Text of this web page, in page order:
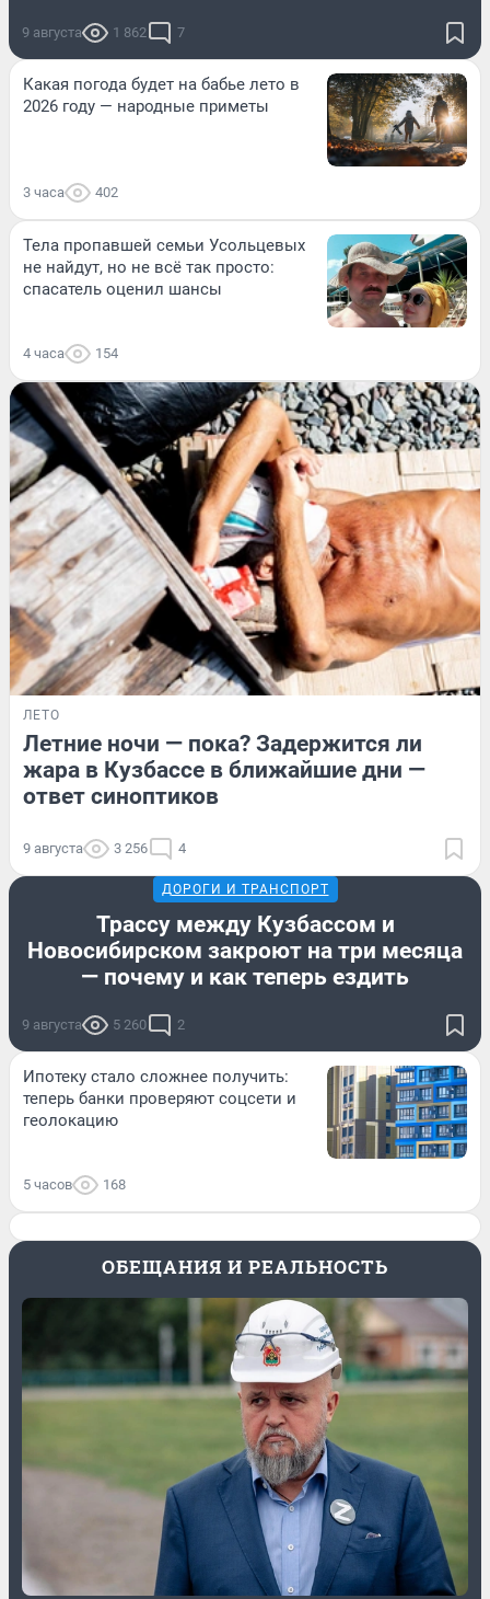
9 августа 1 862 7
Какая погода будет на бабье лето в
2026 году — народные приметы
3 часа 402
Тела пропавшей семьи Усольцевых
не найдут, но не всё так просто:
спасатель оценил шансы
4 часа 154
ЛЕТО
Летние ночи — пока? Задержится ли
жара в Кузбассе в ближайшие дни —
ответ синоптиков
9 августа 3 256 4
ДОРОГИ И ТРАНСПОРТ
Трассу между Кузбассом и
Новосибирском закроют на три месяца
— почему и как теперь ездить
9 августа 5 260 2
Ипотеку стало сложнее получить:
теперь банки проверяют соцсети и
геолокацию
5 часов 168
ОБЕЩАНИЯ И РЕАЛЬНОСТЬ